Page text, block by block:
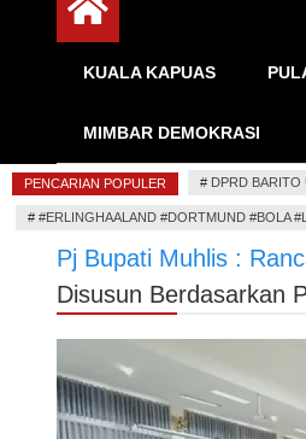
KUALA KAPUAS
MIMBAR DEMOKRASI
PENCARIAN POPULER # DPRD BARITO
# #ERLINGHAALAND #DORTMUND #BOLA
Pj Bupati Muhlis :
Disusun Berdasarkan